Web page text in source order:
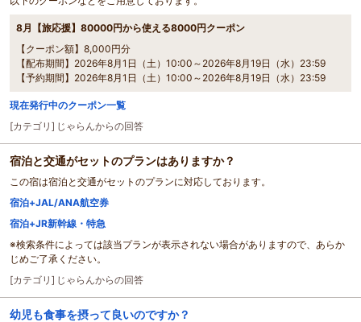
8月【旅応援】80000円から使える8000円クーポン
【クーポン額】8,000円分
【配布期間】2026年8月1日（土）10:00～2026年8月19日（水）23:59
【予約期間】2026年8月1日（土）10:00～2026年8月19日（水）23:59
現在発行中のクーポン一覧
[カテゴリ] じゃらんからの回答
宿泊と交通がセットのプランはありますか？
この宿は宿泊と交通がセットのプランに対応しております。
宿泊+JAL/ANA航空券
宿泊+JR新幹線・特急
※検索条件によっては該当プランが表示されない場合がありますので、あらか
じめご了承ください。
[カテゴリ] じゃらんからの回答
幼児も食事を摂って良いのですか？